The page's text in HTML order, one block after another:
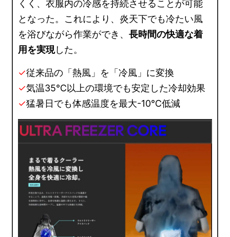
くく、衣服内の冷感を持続させることが可能
となった。これにより、炎天下でも冷たい風
を浴びながら作業ができ、長時間の快適な着
用を実現した。
✓従来品の「熱風」を「冷風」に変換
✓気温35℃以上の環境でも安定した冷却効果
✓猛暑日でも体感温度を最大-10℃低減